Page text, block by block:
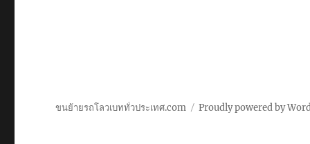
ขนย้ายรถโลวเบททั่วประเทศ.com Proudly powered by